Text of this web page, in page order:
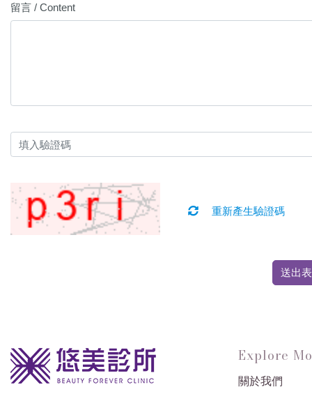
留言 / Content
重新產生驗證碼
送出
Explore
關於我們